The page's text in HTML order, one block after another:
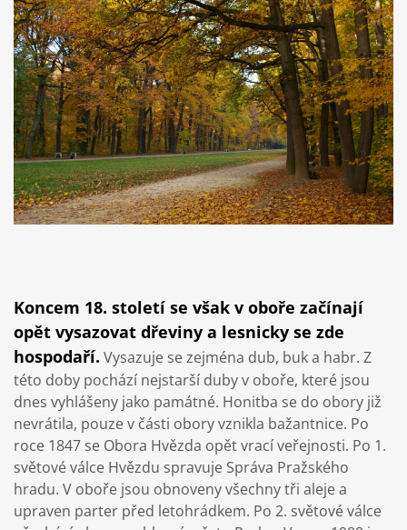
Koncem 18. století se však v oboře začínají
opět vysazovat dřeviny a lesnicky se zde
hospodaří. Vysazuje se zejména dub, buk a habr. Z
této doby pochází nejstarší duby v oboře, které jsou
dnes vyhlášeny jako památné. Honitba se do obory již
nevrátila, pouze v části obory vznikla bažantnice. Po
roce 1847 se Obora Hvězda opět vrací veřejnosti. Po 1.
světové válce Hvězdu spravuje Správa Pražského
hradu. V oboře jsou obnoveny všechny tři aleje a
upraven parter před letohrádkem. Po 2. světové válce